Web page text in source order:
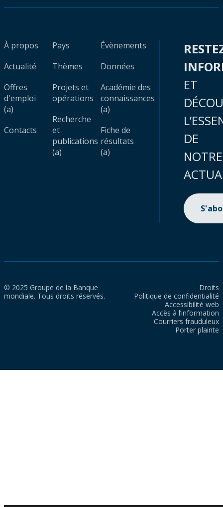
À propos
Actualité
Offres
d'emploi
(a)
Contacts
Pays
Thèmes
Projets et
opérations
Recherche
et
publications
(a)
Évènements
Données
Académie des
connaissances
(a)
Fiche de
résultats
(a)
ET
DE
NOTRE
© 2025 Groupe de la Banque
mondiale. Tous droits réservés.
Droits
Politique de confidentialité
Accessibilité web
Accès à l’information
Courriers frauduleux
Porter plainte